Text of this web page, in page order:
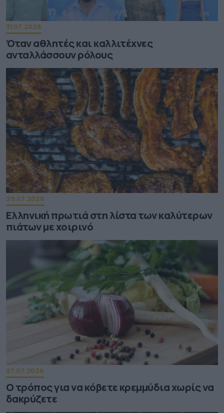
31.07.2026
Όταν αθλητές και καλλιτέχνες
ανταλλάσσουν ρόλους
29.07.2026
Ελληνική πρωτιά στη λίστα των καλύτερων
πιάτων με χοιρινό
27.07.2026
Ο τρόπος για να κόβετε κρεμμύδια χωρίς να
δακρύζετε